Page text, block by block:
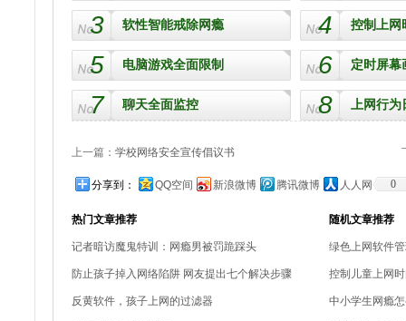
3 软性智能戒除网瘾 4 控制上网
5 电脑游戏全面限制 6 定时屏幕
7 聊天全面监控 8 上网行为
上一篇： 学校网络安全宣传倡议书
分享到： QQ空间 新浪微博 腾讯微博 人人网 0
热门文章推荐
记者暗访魔鬼特训：网瘾男被罚跪踩头
防止孩子掉入网络陷阱 网友提出七个解决步骤
反黄软件，孩子上网的过滤器
随机文章推荐
绿色上网软件
控制儿童上网
中小学生网瘾